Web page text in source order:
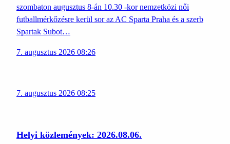
szombaton augusztus 8-án 10.30 -kor nemzetközi női
futballmérkőzésre kerül sor az AC Sparta Praha és a szerb
Spartak Subot…
7. augusztus 2026 08:26
7. augusztus 2026 08:25
Helyi közlemények: 2026.08.06.